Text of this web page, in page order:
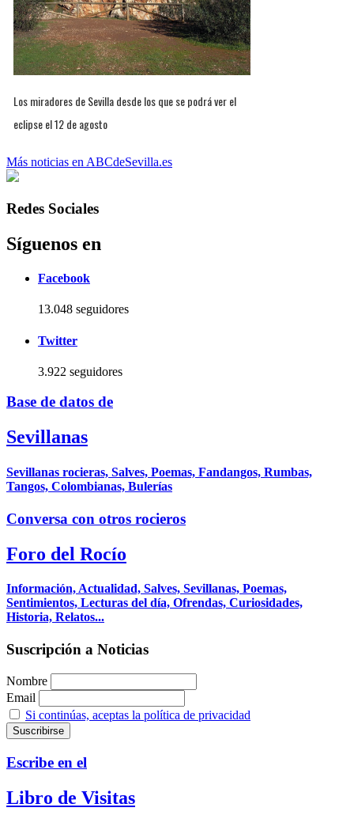
Los miradores de Sevilla desde los que se podrá ver el
eclipse el 12 de agosto
Más noticias en ABCdeSevilla.es
Redes Sociales
Síguenos en
Facebook
13.048 seguidores
Twitter
3.922 seguidores
Base de datos de
Sevillanas
Sevillanas rocieras, Salves, Poemas, Fandangos, Rumbas,
Tangos, Colombianas, Bulerías
Conversa con otros rocieros
Foro del Rocío
Información, Actualidad, Salves, Sevillanas, Poemas,
Sentimientos, Lecturas del día, Ofrendas, Curiosidades,
Historia, Relatos...
Suscripción a Noticias
Nombre
Email
Si continúas, aceptas la política de privacidad
Escribe en el
Libro de Visitas